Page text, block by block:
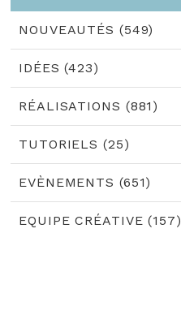
NOUVEAUTÉS (549)
IDÉES (423)
RÉALISATIONS (881)
TUTORIELS (25)
EVÈNEMENTS (651)
EQUIPE CRÉATIVE (157)